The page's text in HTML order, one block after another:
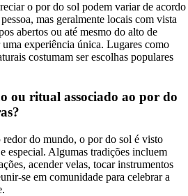
o por do sol podem variar de acordo
mas geralmente locais com vista
abertos ou até mesmo do alto de
experiência única. Lugares como
costumam ser escolhas populares
ou ritual associado ao por do
redor do mundo, o por do sol é visto
especial. Algumas tradições incluem
acender velas, tocar instrumentos
se em comunidade para celebrar a